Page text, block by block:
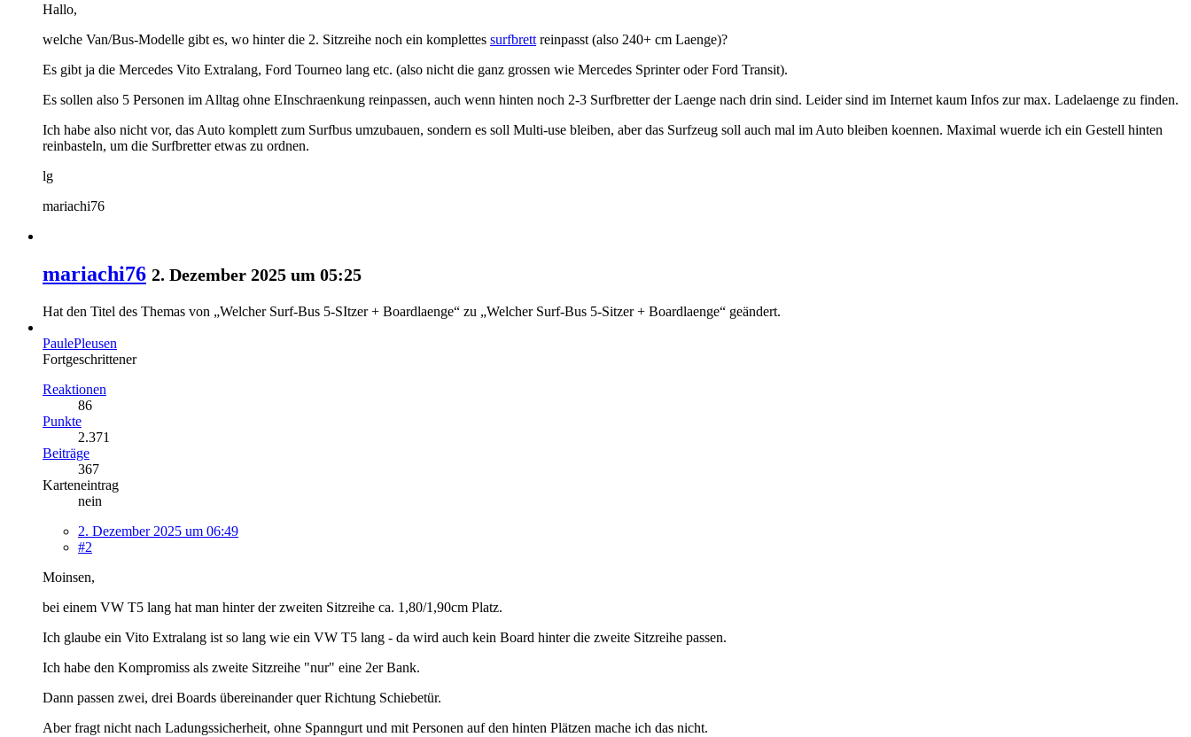
Hallo,
welche Van/Bus-Modelle gibt es, wo hinter die 2. Sitzreihe noch ein komplettes surfbrett reinpasst (also 240+ cm Laenge)?
Es gibt ja die Mercedes Vito Extralang, Ford Tourneo lang etc. (also nicht die ganz grossen wie Mercedes Sprinter oder Ford Transit).
Es sollen also 5 Personen im Alltag ohne EInschraenkung reinpassen, auch wenn hinten noch 2-3 Surfbretter der Laenge nach drin sind. Leider sind im Internet kaum Infos zur max. Ladelaenge zu finden.
Ich habe also nicht vor, das Auto komplett zum Surfbus umzubauen, sondern es soll Multi-use bleiben, aber das Surfzeug soll auch mal im Auto bleiben koennen. Maximal wuerde ich ein Gestell hinten
reinbasteln, um die Surfbretter etwas zu ordnen.
lg
mariachi76
mariachi76 2. Dezember 2025 um 05:25
Hat den Titel des Themas von „Welcher Surf-Bus 5-SItzer + Boardlaenge“ zu „Welcher Surf-Bus 5-Sitzer + Boardlaenge“ geändert.
PaulePleusen
Fortgeschrittener
Reaktionen
86
Punkte
2.371
Beiträge
367
Karteneintrag
nein
2. Dezember 2025 um 06:49
#2
Moinsen,
bei einem VW T5 lang hat man hinter der zweiten Sitzreihe ca. 1,80/1,90cm Platz.
Ich glaube ein Vito Extralang ist so lang wie ein VW T5 lang - da wird auch kein Board hinter die zweite Sitzreihe passen.
Ich habe den Kompromiss als zweite Sitzreihe "nur" eine 2er Bank.
Dann passen zwei, drei Boards übereinander quer Richtung Schiebetür.
Aber fragt nicht nach Ladungssicherheit, ohne Spanngurt und mit Personen auf den hinten Plätzen mache ich das nicht.